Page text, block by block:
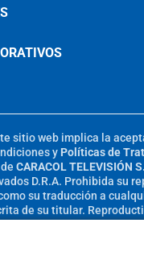
sitio web implica la
y Políticas de
de CARACOL TELEVISIÓN
D.R.A. Prohibida su
su traducción a
de su titular.